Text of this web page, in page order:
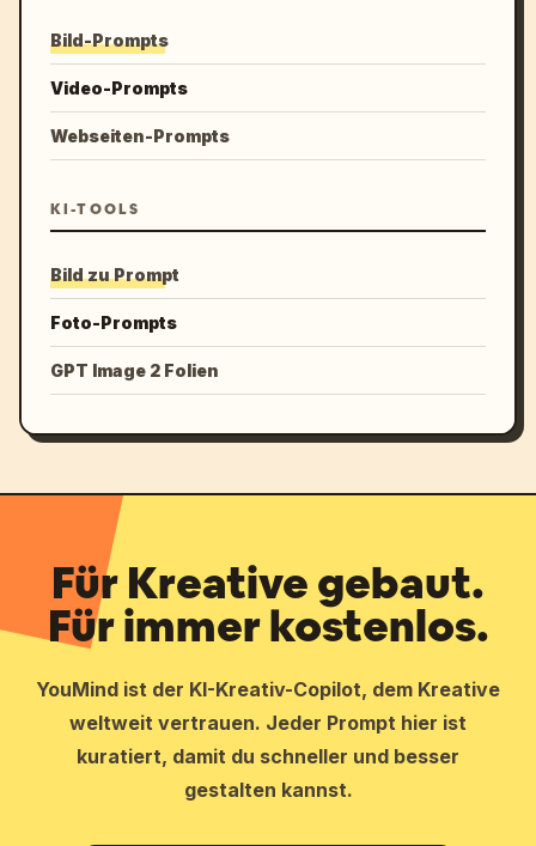
Bild-Prompts
Video-Prompts
Webseiten-Prompts
KI-TOOLS
Bild zu Prompt
Foto-Prompts
GPT Image 2 Folien
Für Kreative gebaut.
Für immer kostenlos.
YouMind ist der KI-Kreativ-Copilot, dem Kreative
weltweit vertrauen. Jeder Prompt hier ist
kuratiert, damit du schneller und besser
gestalten kannst.